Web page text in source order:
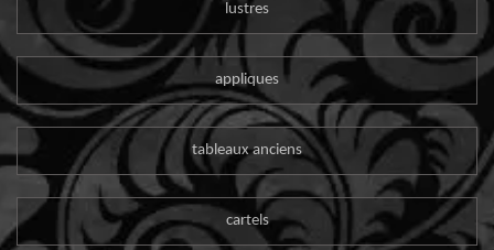
lustres
appliques
tableaux anciens
cartels